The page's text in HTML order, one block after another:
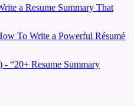
a Resume Summary That
To Write a Powerful Résumé
- “20+ Resume Summary